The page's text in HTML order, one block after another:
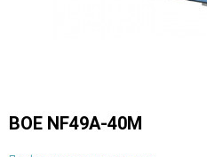
BOE NF49A-40M